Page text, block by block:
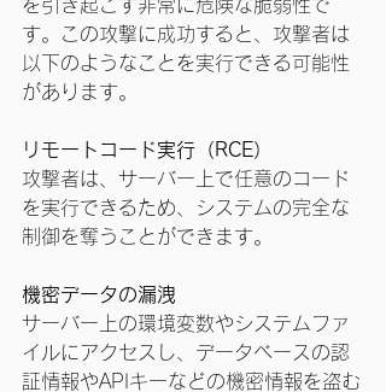
を引き起こす非常に危険な脆弱性で
す。この攻撃に成功すると、攻撃者は
以下のようなことを実行できる可能性
があります。
リモートコード実行（RCE）
攻撃者は、サーバー上で任意のコード
を実行できるため、システムの完全な
制御を奪うことができます。
機密データの漏洩
サーバー上の環境変数やシステムファ
イルにアクセスし、データベースの認
証情報やAPIキーなどの機密情報を盗む